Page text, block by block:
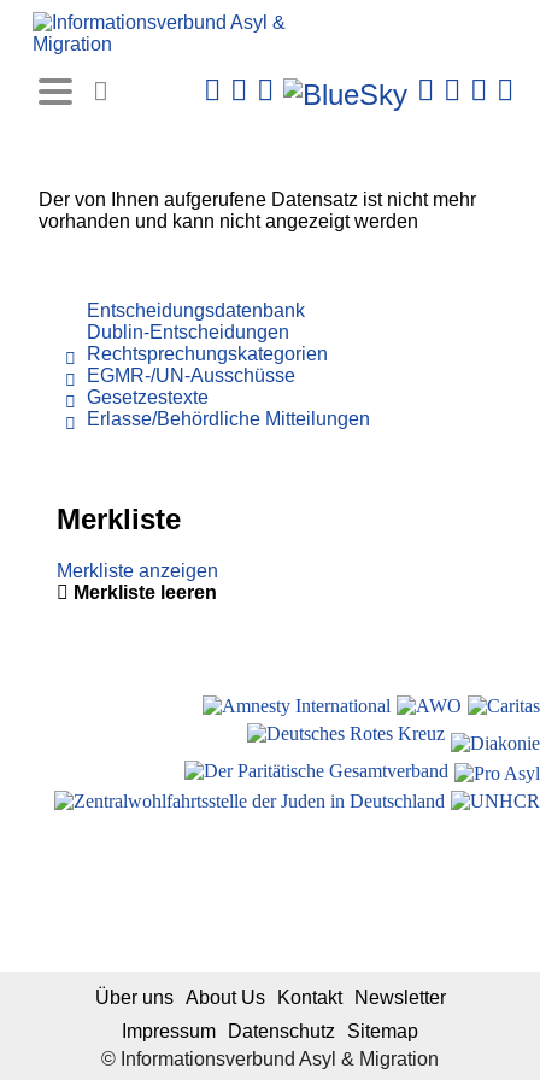
Der von Ihnen aufgerufene Datensatz ist nicht mehr
vorhanden und kann nicht angezeigt werden
Entscheidungsdatenbank
Dublin-Entscheidungen
Rechtsprechungskategorien
EGMR-/UN-Ausschüsse
Gesetzestexte
Erlasse/Behördliche Mitteilungen
Merkliste
Merkliste anzeigen
Merkliste leeren
© Informationsverbund Asyl & Migration
Über uns About Us Kontakt
Newsletter
Impressum
Datenschutz Sitemap